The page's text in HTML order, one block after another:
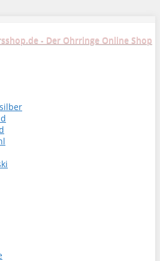
- Der Ohrringe Online Shop